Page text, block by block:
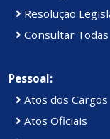
Resolução
Consultar Todas
Pessoal:
Atos dos Cargos
Atos Oficiais